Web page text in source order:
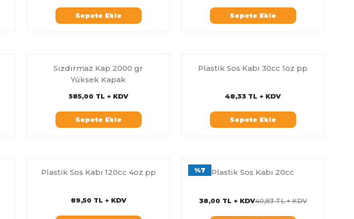
Sepete Ekle Sepete Ekle
Sızdırmaz Kap 2000 gr
Yüksek Kapak
585,00 TL + KDV
Sepete Ekle
Plastik Sos Kabı 30cc 1oz pp
48,33 TL + KDV
Sepete Ekle
Plastik Sos Kabı 120cc 4oz pp
89,50 TL + KDV
%7 Plastik Sos Kabı 20cc
38,00 TL + KDV40,83 TL + KDV